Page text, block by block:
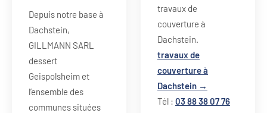
Depuis notre base à
Dachstein,
GILLMANN SARL
dessert
Geispolsheim et
l’ensemble des
communes situées
travaux de
couverture à
Dachstein.
travaux de
couverture à
Dachstein →
Tél : 03 88 38 07 76